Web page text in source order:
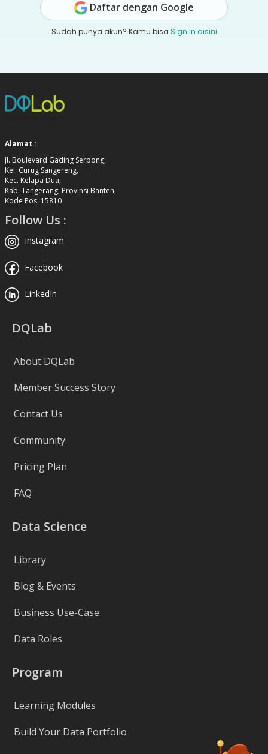
Daftar dengan Google
Sudah punya akun? Kamu bisa Sign in disini
Alamat :
Jl. Boulevard Gading Serpong,
Kel. Curug Sangereng,
Kec. Kelapa Dua,
Kab. Tangerang, Provinsi Banten,
Kode Pos: 15810
Follow Us :
Instagram
Facebook
LinkedIn
DQLab
About DQLab
Member Success Story
Contact Us
Community
Pricing Plan
FAQ
Data Science
Library
Blog & Events
Business Use-Case
Data Roles
Program
Learning Modules
Build Your Data Portfolio